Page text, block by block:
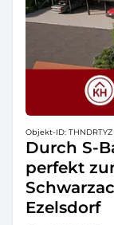
Objekt-ID: THNDRTYZ
Durch S-
perfekt
Ezelsdorf